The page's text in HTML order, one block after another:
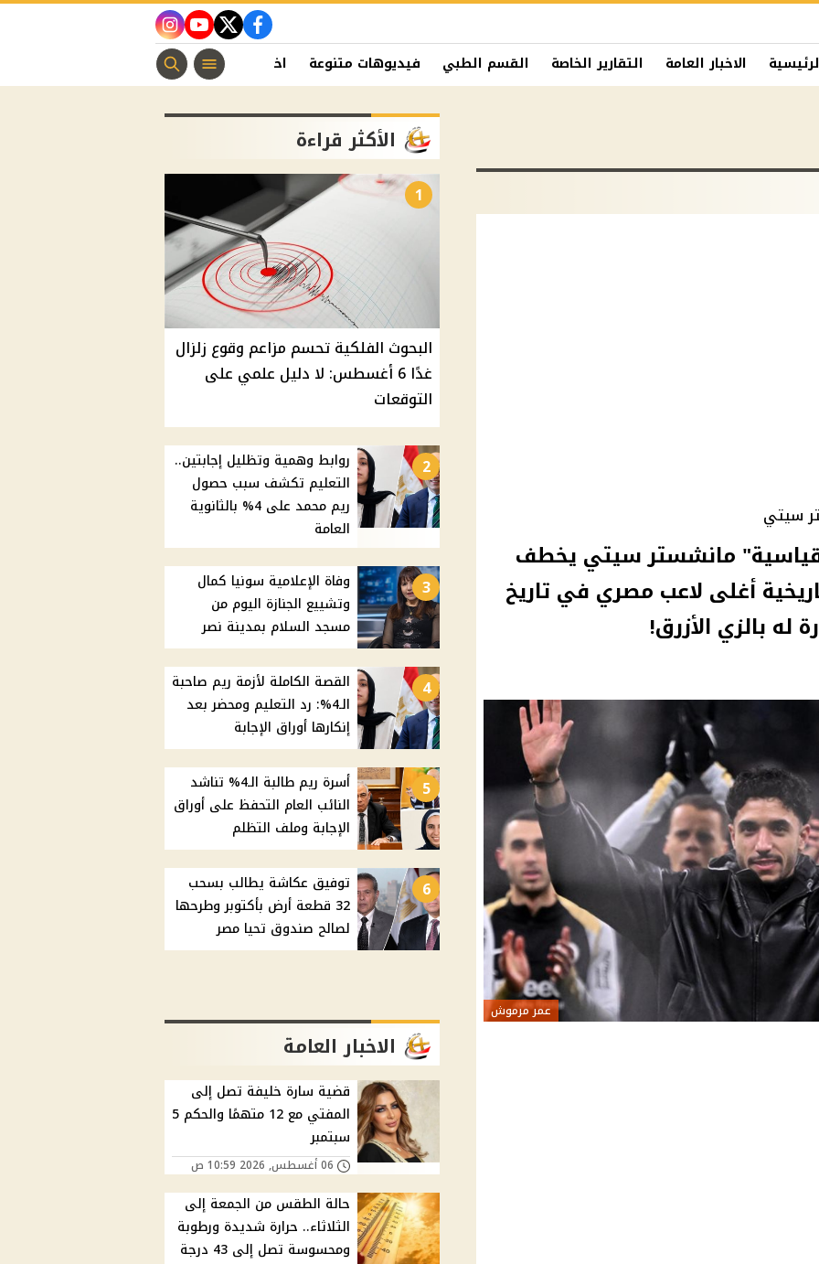
facebook
twitter
youtube
instagram
الاخبار العامة التقارير الخاصة القسم الطبي فيديوهات متنوعة اخبار الفن منوعات مسيحية
سيتي
مانشستر سيتي يخطف
أغلى لاعب مصري في تاريخ
بالزي الأزرق!
عمر مرموش
الأكثر قراءة
1
البحوث الفلكية تحسم مزاعم وقوع زلزال
غدًا 6 أغسطس: لا دليل علمي على
التوقعات
2
روابط وهمية وتظليل إجابتين..
التعليم تكشف سبب حصول
ريم محمد على 4% بالثانوية
العامة
3
وفاة الإعلامية سونيا كمال
وتشييع الجنازة اليوم من
مسجد السلام بمدينة نصر
4
القصة الكاملة لأزمة ريم صاحبة
الـ4%: رد التعليم ومحضر بعد
إنكارها أوراق الإجابة
5
أسرة ريم طالبة الـ4% تناشد
النائب العام التحفظ على أوراق
الإجابة وملف التظلم
6
توفيق عكاشة يطالب بسحب
32 قطعة أرض بأكتوبر وطرحها
لصالح صندوق تحيا مصر
الاخبار العامة
قضية سارة خليفة تصل إلى
المفتي مع 12 متهمًا والحكم 5
سبتمبر
06 أغسطس, 2026 10:59 ص
حالة الطقس من الجمعة إلى
الثلاثاء.. حرارة شديدة ورطوبة
ومحسوسة تصل إلى 43 درجة